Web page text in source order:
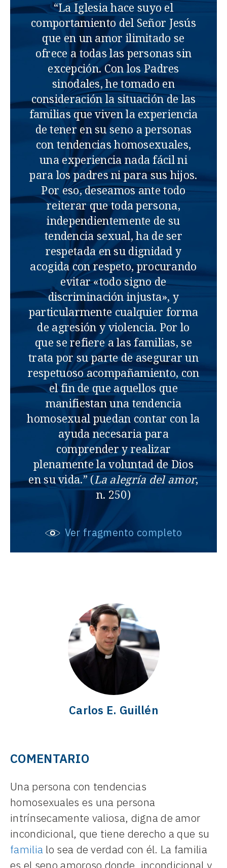
“La Iglesia hace suyo el
comportamiento del Señor Jesús
que en un amor ilimitado se
ofrece a todas las personas sin
excepción. Con los Padres
sinodales, he tomado en
consideración la situación de las
familias que viven la experiencia
de tener en su seno a personas
con tendencias homosexuales,
una experiencia nada fácil ni
para los padres ni para sus hijos.
Por eso, deseamos ante todo
reiterar que toda persona,
independientemente de su
tendencia sexual, ha de ser
respetada en su dignidad y
acogida con respeto, procurando
evitar «todo signo de
discriminación injusta», y
particularmente cualquier forma
de agresión y violencia. Por lo
que se refiere a las familias, se
trata por su parte de asegurar un
respetuoso acompañamiento, con
el fin de que aquellos que
manifiestan una tendencia
homosexual puedan contar con la
ayuda necesaria para
comprender y realizar
plenamente la voluntad de Dios
en su vida.” (La alegría del amor,
n. 250)
Ver fragmento completo
Carlos E. Guillén
COMENTARIO
Una persona con tendencias
homosexuales es una persona
intrínsecamente valiosa, digna de amor
incondicional, que tiene derecho a que su
familia lo sea de verdad con él. La familia
es el seno amoroso donde, incondicional y